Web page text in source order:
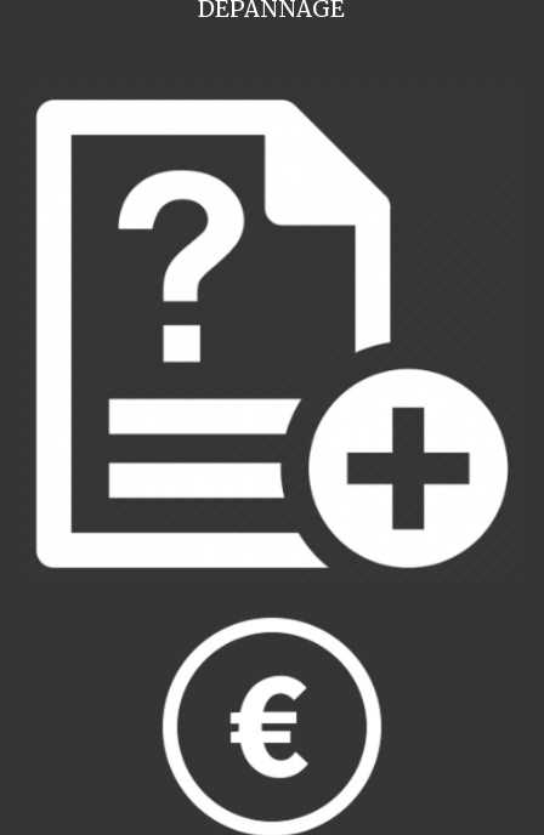
DEPANNAGE